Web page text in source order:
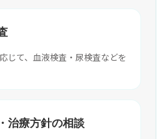
じて、血液検査・尿検査などを
治療方針の相談